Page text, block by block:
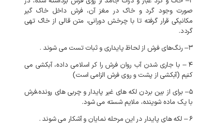
صورت وجود گرد و خاک در مغز آن، فرش داخل خاک گیر
مکانیکی قرار گرفته تا با چرخش دورانی، متن قالی از خاک تهی
گردد.
۳–رنگ‌های فرش از لحاظ پایداری و ثبات تست می شوند .
۴– با جاری شدن آب روان فرش را کر اسلامی داده، آبکشی می
کنیم (آبکشی از پشت و روی فرش الزامی است)
۵– برای از بین بردن لکه های غیر پایدار و چربی های رونده،فرش
با یک ماده شوینده، ملایمشسته می شود.
۶– لکه های پایدار در این مرحله نمایان و آشکار می شوند.